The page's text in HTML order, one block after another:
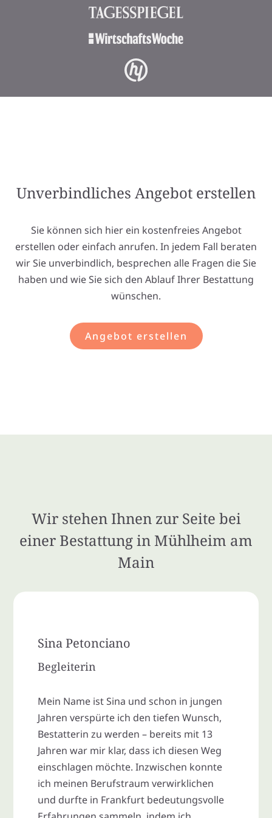
Unverbindliches Angebot erstellen
Sie können sich hier ein kostenfreies Angebot
erstellen oder einfach anrufen. In jedem Fall beraten
wir Sie unverbindlich, besprechen alle Fragen die Sie
haben und wie Sie sich den Ablauf Ihrer Bestattung
wünschen.
Angebot erstellen
Wir stehen Ihnen zur Seite bei
einer Bestattung in Mühlheim am
Main
Sina Petonciano
Begleiterin
Mein Name ist Sina und schon in jungen
Jahren verspürte ich den tiefen Wunsch,
Bestatterin zu werden – bereits mit 13
Jahren war mir klar, dass ich diesen Weg
einschlagen möchte. Inzwischen konnte
ich meinen Berufstraum verwirklichen
und durfte in Frankfurt bedeutungsvolle